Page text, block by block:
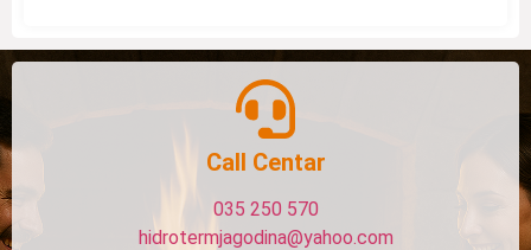
Call Centar
035 250 570
hidrotermjagodina@yahoo.com